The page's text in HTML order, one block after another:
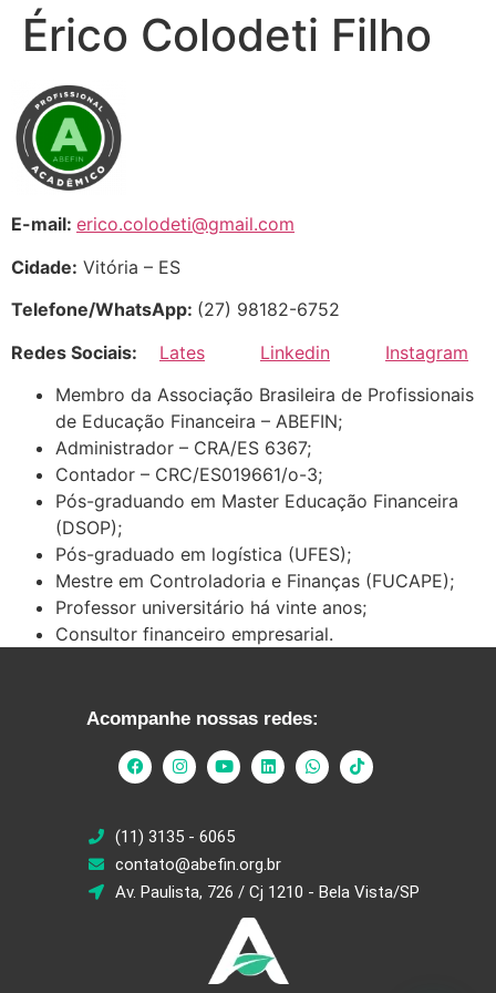
Érico Colodeti Filho
E-mail: erico.colodeti@gmail.com
Cidade: Vitória – ES
Telefone/WhatsApp: (27) 98182-6752
Redes Sociais: Lates Linkedin
Instagram
Membro da Associação Brasileira de Profissionais
de Educação Financeira – ABEFIN;
Administrador – CRA/ES 6367;
Contador – CRC/ES019661/o-3;
Pós-graduando em Master Educação Financeira
(DSOP);
Pós-graduado em logística (UFES);
Mestre em Controladoria e Finanças (FUCAPE);
Professor universitário há vinte anos;
Consultor financeiro empresarial.
Acompanhe nossas redes:
(11) 3135 - 6065
contato@abefin.org.br
Av. Paulista, 726 / Cj 1210 - Bela Vista/SP